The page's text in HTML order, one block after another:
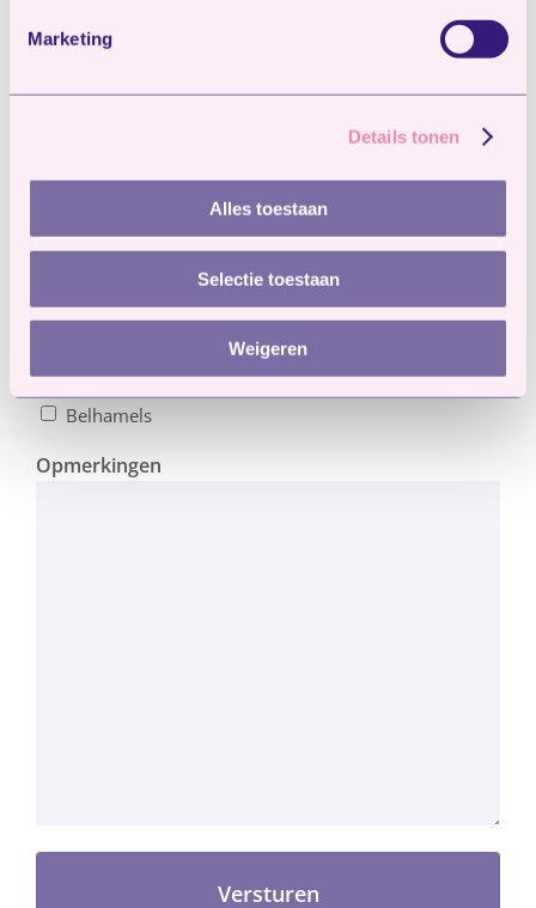
Marketing
Details tonen
Alles toestaan
Selectie toestaan
Weigeren
peuteropvang Belhamels
Kremmerd
Sport bso Jump In Locatie Huizen
Sport bso Jump In Meent
Toevlucht
Vrom en tom
Belhamels
Opmerkingen